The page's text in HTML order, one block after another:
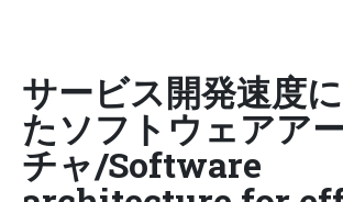
サービス開発速度
たソフトウェアア
チャ/Software